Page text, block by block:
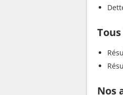
Nos